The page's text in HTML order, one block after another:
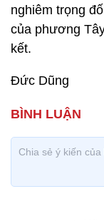
nghiêm trọng
của phương
kết.
Đức Dũng